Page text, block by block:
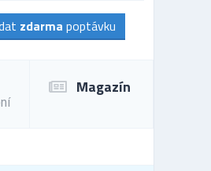
zdarma poptávku
Magazín